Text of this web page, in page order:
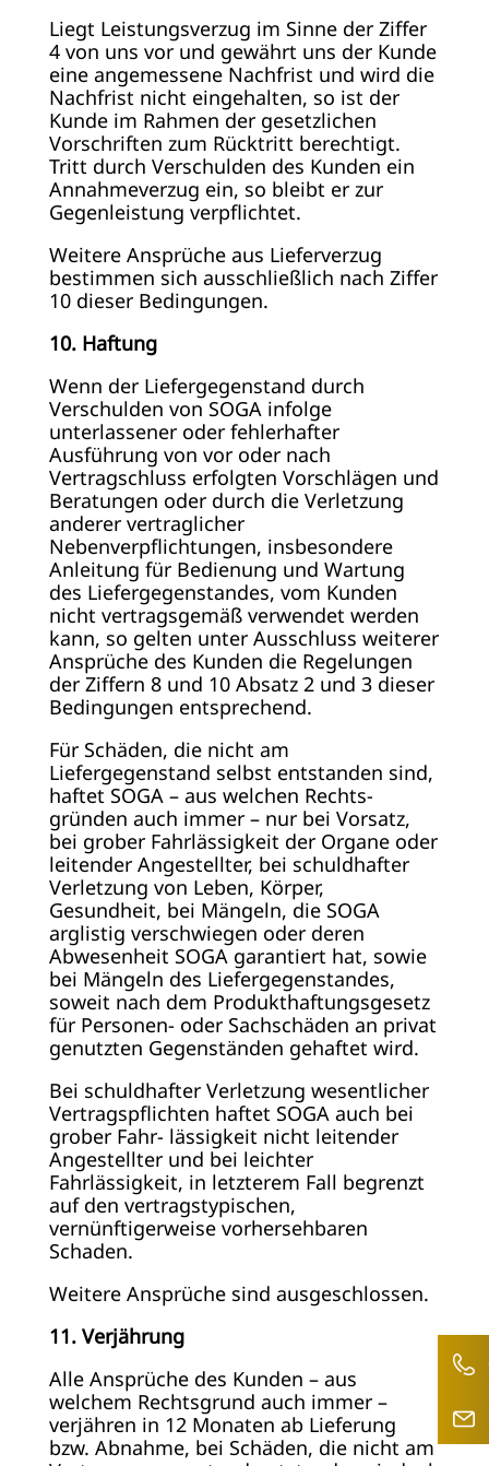
Liegt Leistungsverzug im Sinne der Ziffer
4 von uns vor und gewährt uns der Kunde
eine angemessene Nachfrist und wird die
Nachfrist nicht eingehalten, so ist der
Kunde im Rahmen der gesetzlichen
Vorschriften zum Rücktritt berechtigt.
Tritt durch Verschulden des Kunden ein
Annahmeverzug ein, so bleibt er zur
Gegenleistung verpflichtet.
Weitere Ansprüche aus Lieferverzug
bestimmen sich ausschließlich nach Ziffer
10 dieser Bedingungen.
10. Haftung
Wenn der Liefergegenstand durch
Verschulden von SOGA infolge
unterlassener oder fehlerhafter
Ausführung von vor oder nach
Vertragschluss erfolgten Vorschlägen und
Beratungen oder durch die Verletzung
anderer vertraglicher
Nebenverpflichtungen, insbesondere
Anleitung für Bedienung und Wartung
des Liefergegenstandes, vom Kunden
nicht vertragsgemäß verwendet werden
kann, so gelten unter Ausschluss weiterer
Ansprüche des Kunden die Regelungen
der Ziffern 8 und 10 Absatz 2 und 3 dieser
Bedingungen entsprechend.
Für Schäden, die nicht am
Liefergegenstand selbst entstanden sind,
haftet SOGA – aus welchen Rechts-
gründen auch immer – nur bei Vorsatz,
bei grober Fahrlässigkeit der Organe oder
leitender Angestellter, bei schuldhafter
Verletzung von Leben, Körper,
Gesundheit, bei Mängeln, die SOGA
arglistig verschwiegen oder deren
Abwesenheit SOGA garantiert hat, sowie
bei Mängeln des Liefergegenstandes,
soweit nach dem Produkthaftungsgesetz
für Personen- oder Sachschäden an privat
genutzten Gegenständen gehaftet wird.
Bei schuldhafter Verletzung wesentlicher
Vertragspflichten haftet SOGA auch bei
grober Fahr- lässigkeit nicht leitender
Angestellter und bei leichter
Fahrlässigkeit, in letzterem Fall begrenzt
auf den vertragstypischen,
vernünftigerweise vorhersehbaren
Schaden.
Weitere Ansprüche sind ausgeschlossen.
11. Verjährung
Alle Ansprüche des Kunden – aus
welchem Rechtsgrund auch immer –
verjähren in 12 Monaten ab Lieferung
bzw. Abnahme, bei Schäden, die nicht am